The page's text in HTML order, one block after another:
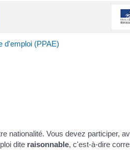
d'emploi (PPAE)
nationalité. Vous devez participer,
dite raisonnable, c'est-à-dire